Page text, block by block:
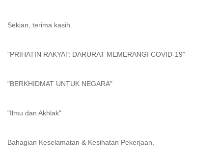
Sekian, terima kasih.
"PRIHATIN RAKYAT: DARURAT MEMERANGI COVID-19"
"BERKHIDMAT UNTUK NEGARA"
"Ilmu dan Akhlak"
Bahagian Keselamatan & Kesihatan Pekerjaan,